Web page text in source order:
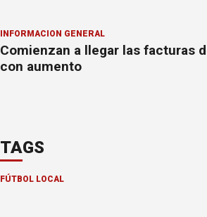
INFORMACION GENERAL
Comienzan a llegar las facturas
con aumento
TAGS
FÚTBOL LOCAL